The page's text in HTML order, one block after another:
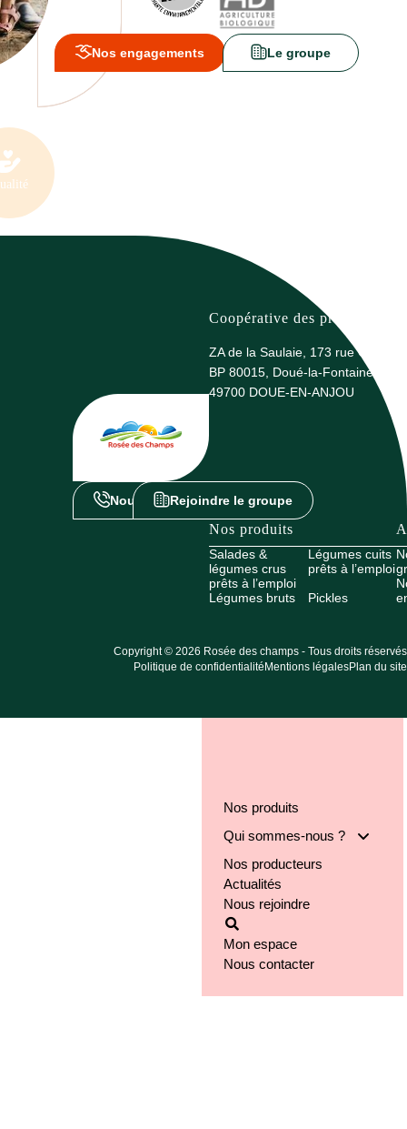
Nos engagements Le groupe
Nous contacterRejoindre le groupe
Coopérative des producteurs
ZA de la Saulaie, 173 rue G. Eiffel
BP 80015, Doué-la-Fontaine
49700 DOUE-EN-ANJOU
Nos produits
Salades &
légumes crus
prêts à l’emploi
Légumes cuits
prêts à l’emploi
Légumes bruts
Pickles
Copyright © 2026 Rosée des champs - Tous droits réservés
Politique de confidentialité Mentions légalesPlan du site
Nos produits
Qui sommes-nous ?
Notre groupe
Nos engagements
Notre implantation
Nos producteurs
Actualités
Nous rejoindre
Mon espace
Nous contacter